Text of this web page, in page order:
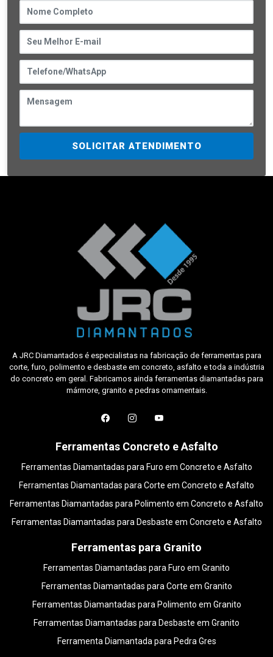
SOLICITAR ATENDIMENTO
A JRC Diamantados é especialistas na fabricação de ferramentas para
corte, furo, polimento e desbaste em concreto, asfalto e toda a indústria
do concreto em geral. Fabricamos ainda ferramentas diamantadas para
mármore, granito e pedras ornamentais.
Ferramentas Concreto e Asfalto
Ferramentas Diamantadas para Furo em Concreto e Asfalto
Ferramentas Diamantadas para Corte em Concreto e Asfalto
Ferramentas Diamantadas para Polimento em Concreto e Asfalto
Ferramentas Diamantadas para Desbaste em Concreto e Asfalto
Ferramentas para Granito
Ferramentas Diamantadas para Furo em Granito
Ferramentas Diamantadas para Corte em Granito
Ferramentas Diamantadas para Polimento em Granito
Ferramentas Diamantadas para Desbaste em Granito
Ferramenta Diamantada para Pedra Gres